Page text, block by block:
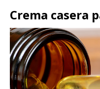
Crema casera